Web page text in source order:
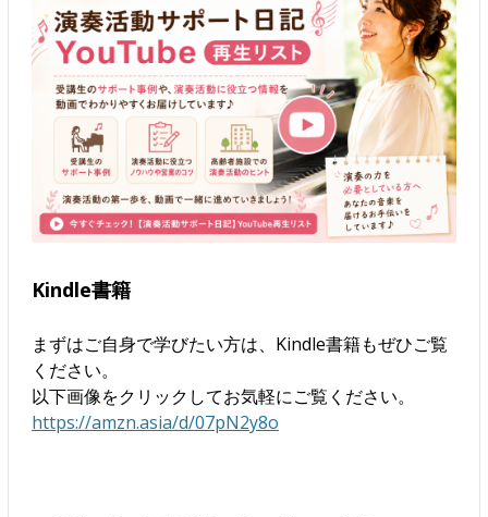
Kindle書籍
まずはご自身で学びたい方は、Kindle書籍もぜひご覧
ください。
以下画像をクリックしてお気軽にご覧ください。
https://amzn.asia/d/07pN2y8o